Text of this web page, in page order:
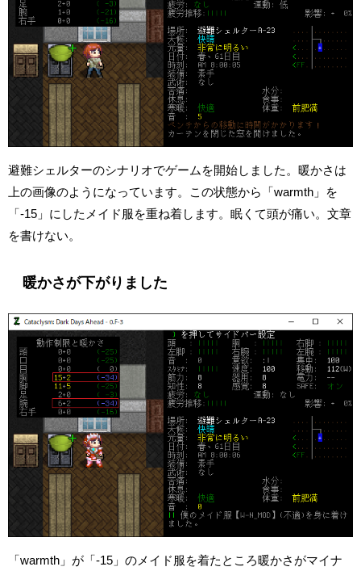
避難シェルターのシナリオでゲームを開始しました。暖かさは
上の画像のようになっています。この状態から「warmth」を
「-15」にしたメイド服を重ね着します。眠くて頭が痛い。文章
を書けない。
暖かさが下がりました
「warmth」が「-15」のメイド服を着たところ暖かさがマイナ